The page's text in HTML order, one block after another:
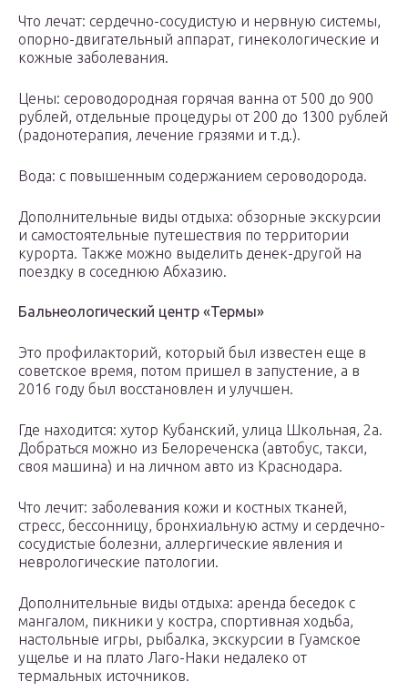
Что лечат: сердечно-сосудистую и нервную системы,
опорно-двигательный аппарат, гинекологические и
кожные заболевания.
Цены: сероводородная горячая ванна от 500 до 900
рублей, отдельные процедуры от 200 до 1300 рублей
(радонотерапия, лечение грязями и т.д.).
Вода: с повышенным содержанием сероводорода.
Дополнительные виды отдыха: обзорные экскурсии
и самостоятельные путешествия по территории
курорта. Также можно выделить денек-другой на
поездку в соседнюю Абхазию.
Бальнеологический центр «Термы»
Это профилакторий, который был известен еще в
советское время, потом пришел в запустение, а в
2016 году был восстановлен и улучшен.
Где находится: хутор Кубанский, улица Школьная, 2а.
Добраться можно из Белореченска (автобус, такси,
своя машина) и на личном авто из Краснодара.
Что лечит: заболевания кожи и костных тканей,
стресс, бессонницу, бронхиальную астму и сердечно-
сосудистые болезни, аллергические явления и
неврологические патологии.
Дополнительные виды отдыха: аренда беседок с
мангалом, пикники у костра, спортивная ходьба,
настольные игры, рыбалка, экскурсии в Гуамское
ущелье и на плато Лаго-Наки недалеко от
термальных источников.